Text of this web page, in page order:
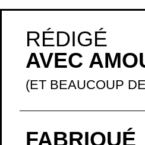
RÉDIGÉ
AVEC
(ET BEAUCOUP
FABRIQUÉ